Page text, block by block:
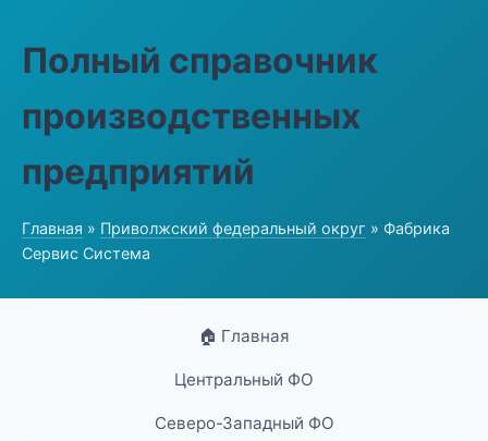
Полный справочник
производственных
предприятий
Главная » Приволжский федеральный округ » Фабрика
Сервис Система
🏠 Главная
Центральный ФО
Северо-Западный ФО